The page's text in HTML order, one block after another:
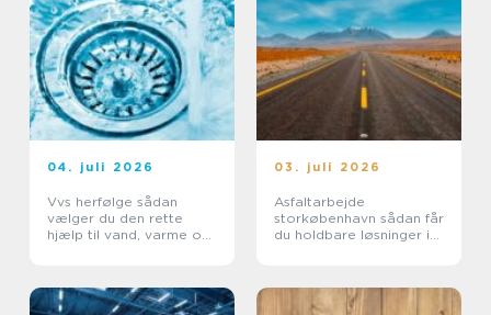
04. juli 2026
Vvs herfølge sådan
vælger du den rette
hjælp til vand, varme og
03. juli 2026
Asfaltarbejde
storkøbenhavn sådan får
du holdbare løsninger i